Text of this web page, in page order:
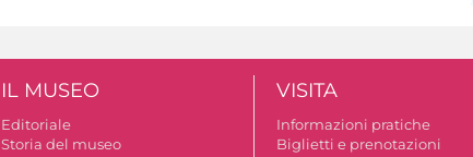
IL MUSEO
Editoriale
Storia del museo
VISITA
Informazioni pratiche
Biglietti e prenotazioni